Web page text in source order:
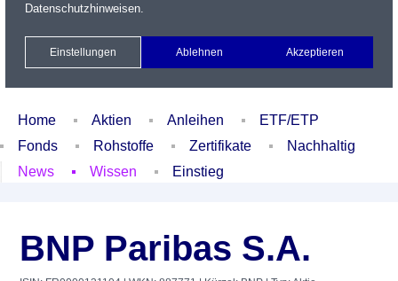
Xetra Realtime
Watchlist Portfolio Login
Home Aktien Anleihen
ETF/ETP
Fonds
Rohstoffe Zertifikate
Nachhaltig
News
Wissen Einstieg
BNP Paribas S.A.
Datenschutzhinweisen.
Einstellungen Ablehnen Akzeptieren